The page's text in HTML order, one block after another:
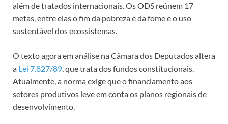
além de tratados internacionais. Os ODS reúnem 17
metas, entre elas o fim da pobreza e da fome e o uso
sustentável dos ecossistemas.
O texto agora em análise na Câmara dos Deputados altera
a Lei 7.827/89, que trata dos fundos constitucionais.
Atualmente, a norma exige que o financiamento aos
setores produtivos leve em conta os planos regionais de
desenvolvimento.